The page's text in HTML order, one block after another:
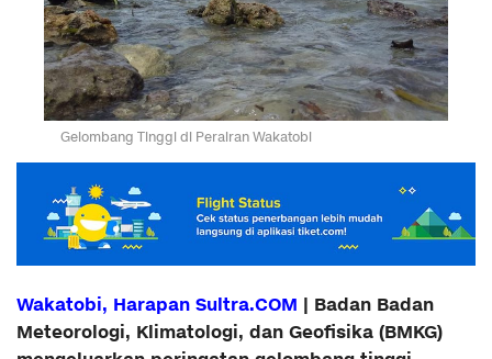
Gelombang Tinggi di Perairan Wakatobi
Wakatobi, Harapan Sultra.COM | Badan Badan
Meteorologi, Klimatologi, dan Geofisika (BMKG)